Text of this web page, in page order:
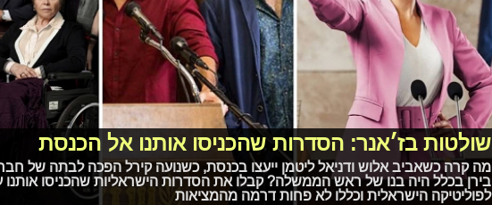
שולטות בז׳אנר: הסדרות שהכניסו אותנו אל הכנסת
מה קרה כשאביב אלוש ודניאל ליטמן ייעצו בכנסת, כשנועה קירל הפכה לבתה של
בירן בכלל היה בנו של ראש הממשלה? קבלו את הסדרות הישראליות שהכניסו אותנו
לפוליטיקה הישראלית וכללו לא פחות דרמה מהמציאות